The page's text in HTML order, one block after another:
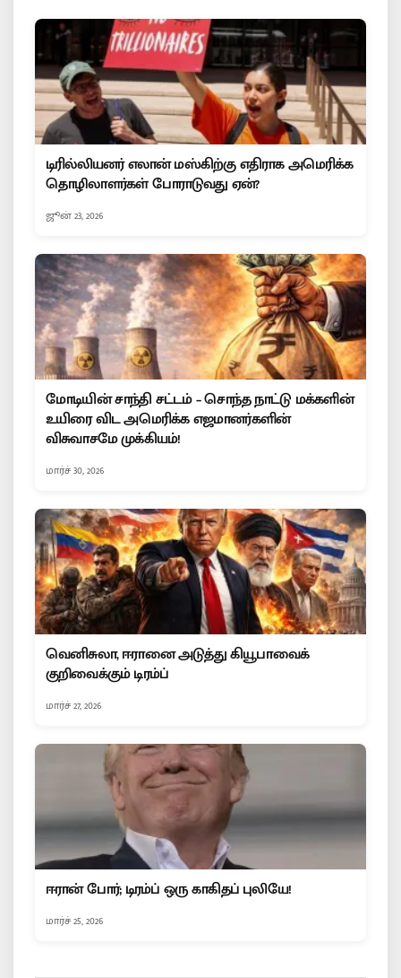
டிரில்லியனர் எலான் மஸ்கிற்கு எதிராக அமெரிக்க
தொழிலாளர்கள் போராடுவது ஏன்?
ஜூன் 23, 2026
மோடியின் சாந்தி சட்டம் – சொந்த நாட்டு மக்களின்
உயிரை விட அமெரிக்க எஜமானர்களின்
விசுவாசமே முக்கியம்!
மார்ச் 30, 2026
வெனிசுலா, ஈரானை அடுத்து கியூபாவைக்
குறிவைக்கும் டிரம்ப்
மார்ச் 27, 2026
ஈரான் போர்; டிரம்ப் ஒரு காகிதப் புலியே!
மார்ச் 25, 2026